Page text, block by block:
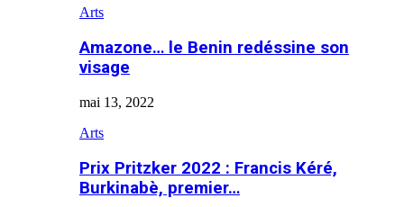
Arts
Amazone… le Benin redéssine son
visage
mai 13, 2022
Arts
Prix Pritzker 2022 : Francis Kéré,
Burkinabè, premier…